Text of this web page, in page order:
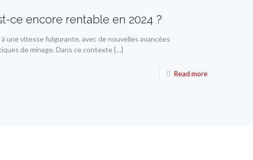
ce encore rentable en 2024 ?
une vitesse fulgurante, avec de nouvelles avancées
de minage. Dans ce contexte[…]
Read more